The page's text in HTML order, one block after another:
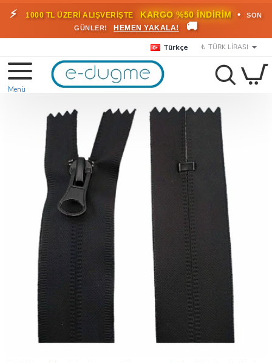
⚡ 1000 TL ÜZERİ ALIŞVERİŞTE KARGO %50 İNDİRİM •
SON
GÜNLER!
HEMEN YAKALA! 🚚
Türkçe ₺ TÜRK LIRASI